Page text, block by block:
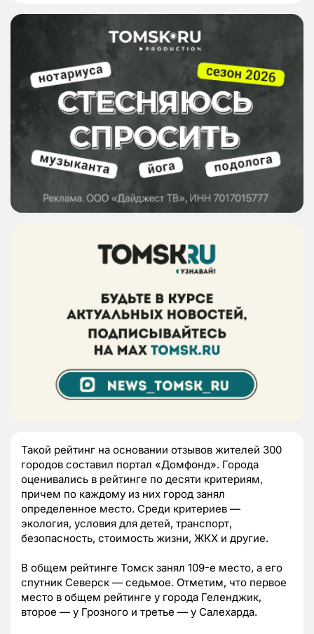
Такой рейтинг на основании отзывов жителей 300
городов составил портал «Домфонд». Города
оценивались в рейтинге по десяти критериям,
причем по каждому из них город занял
определенное место. Среди критериев —
экология, условия для детей, транспорт,
безопасность, стоимость жизни, ЖКХ и другие.
В общем рейтинге Томск занял 109-е место, а его
спутник Северск — седьмое. Отметим, что первое
место в общем рейтинге у города Геленджик,
второе — у Грозного и третье — у Салехарда.